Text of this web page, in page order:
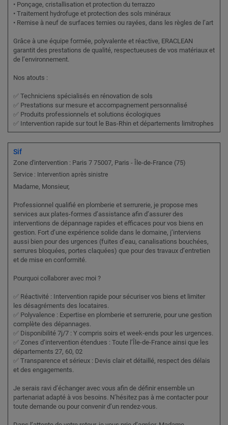
• Ponçage, cristallisation et protection du terrazzo
• Traitement hydrofuge et protection des sols minéraux
• Remise à neuf de surfaces ternies ou rayées, dans les règles de l’art
Grâce à une équipe formée, polyvalente et réactive, ERACLEAN
garantit des prestations de qualité, respectueuses de vos matériaux et
de l’environnement.
Nos atouts :
✅ Techniciens spécialisés en rénovation de sols
✅ Prestations sur mesure et accompagnement personnalisé
✅ Produits professionnels et solutions écologiques
✅ Intervention rapide sur tout le Bas-Rhin et départements limitrophes
Sif
Zone d'intervention : Paris 7 75007, Paris - Île-de-France (75)
Service : Intervention après sinistre
Madame, Monsieur,
Professionnel qualifié en plomberie et serrurerie, je propose mes
services aux plates-formes d’assistance afin d’assurer des
interventions de dépannage rapides et efficaces pour vos biens en
gestion. Fort d’une expérience solide dans le domaine, j’interviens
aussi bien pour des urgences (fuites d’eau, canalisations bouchées,
serrures bloquées, portes claquées) que pour des travaux d’entretien
et de mise en conformité.
Pourquoi collaborer avec moi ?
✅ Réactivité : Intervention rapide pour sécuriser vos biens et limiter
les désagréments des locataires.
✅ Polyvalence : Expertise en plomberie et serrurerie, pour une gestion
complète des dépannages.
✅ Disponibilité 7j/7 : Y compris soirs et week-ends pour les urgences.
✅ Zones d’intervention étendues : Toute l’Île-de-France ainsi que les
départements 27, 60, 02
✅ Transparence et sérieux : Devis clair et détaillé, respect des délais
et des engagements.
Je serais ravi d’échanger avec vous afin de définir ensemble un
partenariat adapté à vos besoins. N’hésitez pas à me contacter pour
toute demande ou pour convenir d’un rendez-vous.